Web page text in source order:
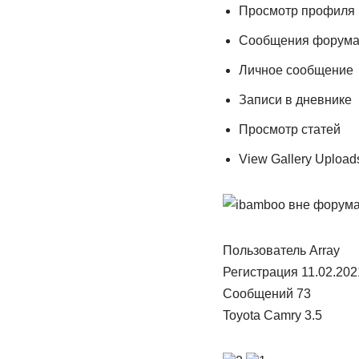
Просмотр профиля
Сообщения форума
Личное сообщение
Записи в дневнике
Просмотр статей
View Gallery
Пользователь Array
Регистрация
Сообщений 73
Toyota Camry 3.5